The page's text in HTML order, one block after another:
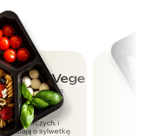
Dieta Vege
Dla wegetarian,
którzy dbają o
dostarczenie
wartości
odżywczych. i
dbają o sylwetkę.